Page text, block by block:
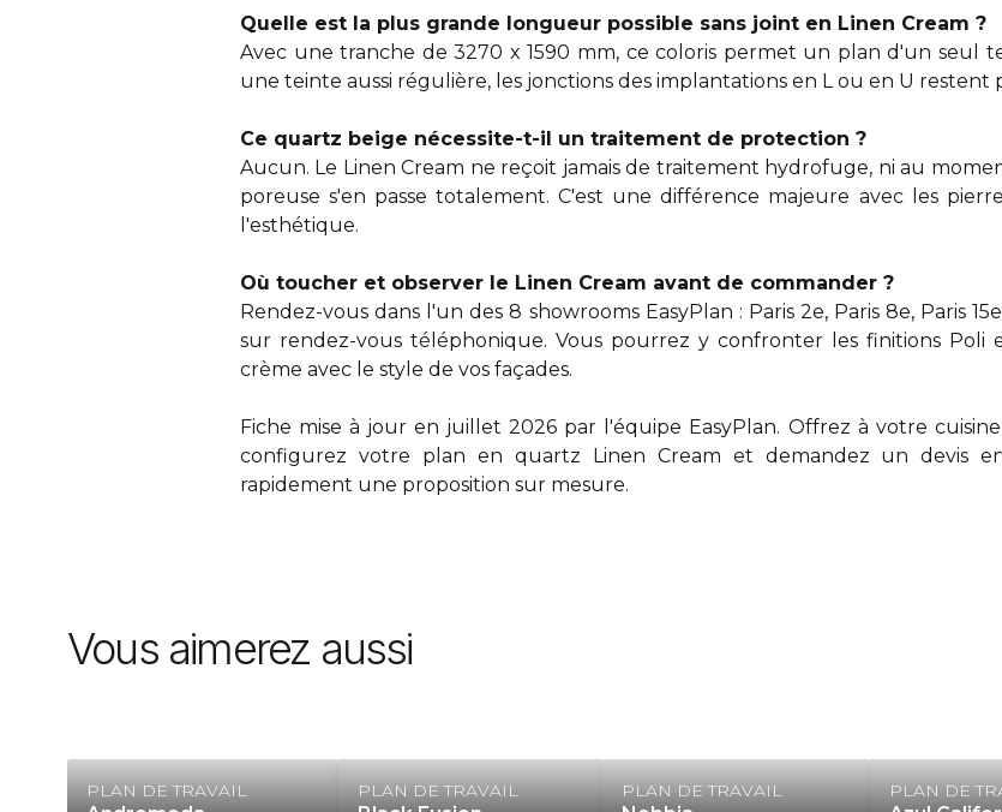
Quelle est la plus grande longueur possible sans joint en Linen Cream ?
Avec une tranche de 3270 x 1590 mm, ce coloris permet un plan d'un seul
une teinte aussi régulière, les jonctions des implantations en L ou en U
Ce quartz beige nécessite-t-il un traitement de protection ?
Aucun. Le Linen Cream ne reçoit jamais de traitement hydrofuge, ni au
poreuse s'en passe totalement. C'est une différence majeure avec les
l'esthétique.
Où toucher et observer le Linen Cream avant de commander ?
Rendez-vous dans l'un des 8 showrooms EasyPlan : Paris 2e, Paris 8e, Paris
sur rendez-vous téléphonique. Vous pourrez y confronter les finitions
crème avec le style de vos façades.
Fiche mise à jour en juillet 2026 par l'équipe EasyPlan. Offrez à votre
configurez votre plan en quartz Linen Cream et demandez un devis
rapidement une proposition sur mesure.
Vous aimerez aussi
PLAN DE TRAVAIL PLAN DE TRAVAIL PLAN DE TRAVAIL PLAN DE